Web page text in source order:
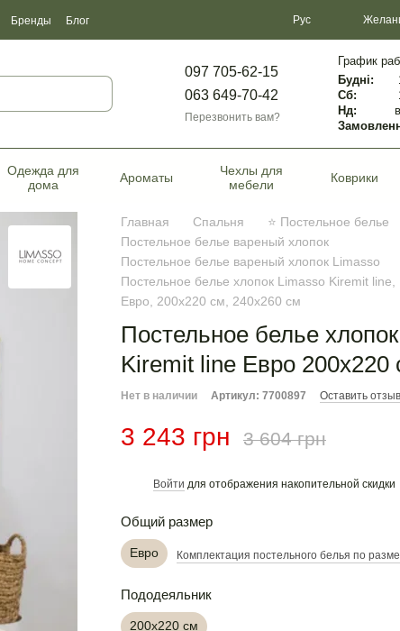
Бренды
Блог
Рус
097 705-62-15
063 649-70-42
Перезвонить вам?
График
Будні:
Сб:
Нд:
Одежда для
дома
Ароматы
Чехлы для
мебели
Коврики
Главная Спальня
⭐ Постельное белье
Постельное белье вареный хлопок
Постельное белье вареный хлопок Limasso
Постельное белье хлопок Limasso Kiremit
Евро, 200х220 см, 240х260 см
Постельное белье
Kiremit line Евро 200х220
Нет в наличии Артикул: 7700897 Оставить отзыв
3 243 грн 3 604 грн
Войти для отображения накопительной скидки
Общий размер
Евро Комплектация постельного белья по
Пододеяльник
200х220 см